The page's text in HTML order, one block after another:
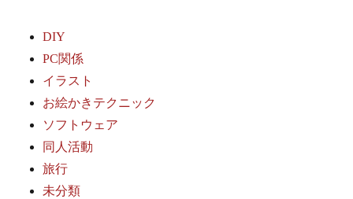
DIY
PC関係
イラスト
お絵かきテクニック
ソフトウェア
同人活動
旅行
未分類